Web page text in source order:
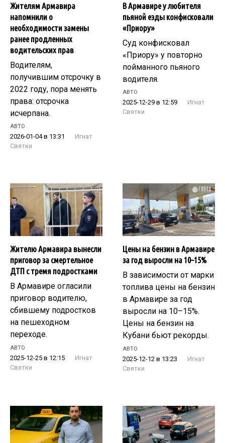
Жителям Армавира
напомнили о
необходимости замены
ранее продленных
водительских прав
Водителям,
получившим отсрочку в
2022 году, пора менять
права: отсрочка
исчерпана.
АВТО
2026-01-04 в 13:31
Игнат
Святки
В Армавире у любителя
пьяной езды конфисковали
«Приору»
Суд конфисковал
«Приору» у повторно
пойманного пьяного
водителя.
АВТО
2025-12-29 в 12:59
Игнат
Святки
Жителю Армавира вынесли
приговор за смертельное
ДТП с тремя подростками
В Армавире огласили
приговор водителю,
сбившему подростков
на пешеходном
переходе.
АВТО
2025-12-25 в 12:15
Игнат
Святки
Цены на бензин в Армавире
за год выросли на 10–15%
В зависимости от марки
топлива цены на бензин
в Армавире за год
выросли на 10–15%.
Цены на бензин на
Кубани бьют рекорды.
АВТО
2025-12-12 в 13:23
Игнат
Святки